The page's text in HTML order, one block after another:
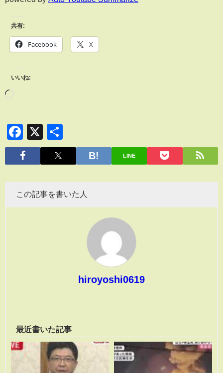
共有:
Facebook X
いいね:
Facebook
X
有
LINE
この記事を書いた人
hiroyoshi0619
最近書いた記事